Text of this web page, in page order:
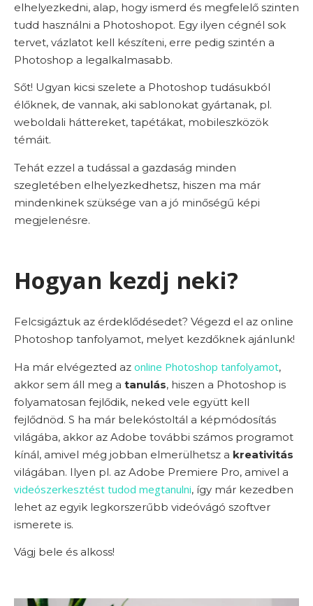
elhelyezkedni, alap, hogy ismerd és megfelelő szinten
tudd használni a Photoshopot. Egy ilyen cégnél sok
tervet, vázlatot kell készíteni, erre pedig szintén a
Photoshop a legalkalmasabb.
Sőt! Ugyan kicsi szelete a Photoshop tudásukból
élőknek, de vannak, aki sablonokat gyártanak, pl.
weboldali háttereket, tapétákat, mobileszközök
témáit.
Tehát ezzel a tudással a gazdaság minden
szegletében elhelyezkedhetsz, hiszen ma már
mindenkinek szüksége van a jó minőségű képi
megjelenésre.
Hogyan kezdj neki?
Felcsigáztuk az érdeklődésedet? Végezd el az online
Photoshop tanfolyamot, melyet kezdőknek ajánlunk!
Ha már elvégezted az online Photoshop tanfolyamot,
akkor sem áll meg a tanulás, hiszen a Photoshop is
folyamatosan fejlődik, neked vele együtt kell
fejlődnöd. S ha már belekóstoltál a képmódosítás
világába, akkor az Adobe további számos programot
kínál, amivel még jobban elmerülhetsz a kreativitás
világában. Ilyen pl. az Adobe Premiere Pro, amivel a
videószerkesztést tudod megtanulni, így már kezedben
lehet az egyik legkorszerűbb videóvágó szoftver
ismerete is.
Vágj bele és alkoss!